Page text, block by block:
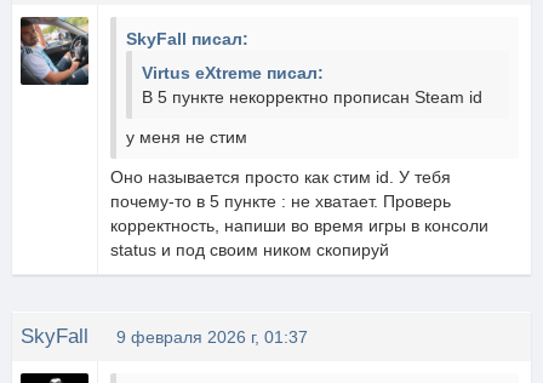
SkyFall писал:
Virtus eXtreme писал:
В 5 пункте некорректно прописан Steam id
у меня не стим
Оно называется просто как стим id. У тебя
почему-то в 5 пункте : не хватает. Проверь
корректность, напиши во время игры в консоли
status и под своим ником скопируй
SkyFall 9 февраля 2026 г, 01:37